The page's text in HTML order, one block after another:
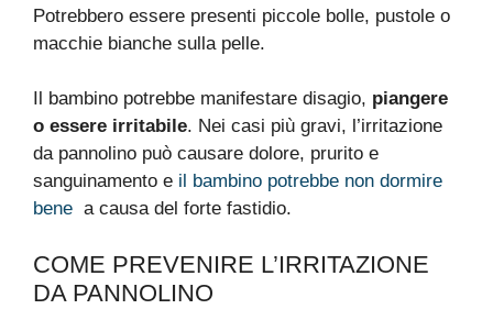
Potrebbero essere presenti piccole bolle, pustole o
macchie bianche sulla pelle.
Il bambino potrebbe manifestare disagio, piangere
o essere irritabile. Nei casi più gravi, l’irritazione
da pannolino può causare dolore, prurito e
sanguinamento e il bambino potrebbe non dormire
bene a causa del forte fastidio.
COME PREVENIRE L’IRRITAZIONE
DA PANNOLINO